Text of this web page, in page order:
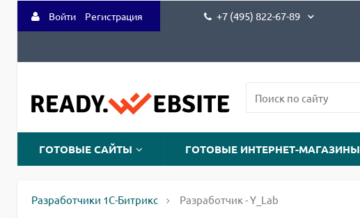
Войти Регистрация +7 (495) 822-67-89
ГОТОВЫЕ САЙТЫ ГОТОВЫЕ ИНТЕРНЕТ-МАГАЗИНЫ
Разработчики 1С-Битрикс Разработчик - Y_Lab